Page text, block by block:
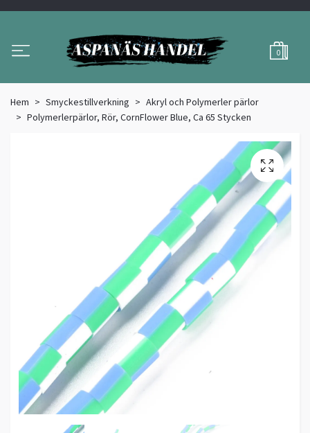
0
Hem Smyckestillverkning
Akryl och Polymerler pärlor
Polymerlerpärlor, Rör, CornFlower Blue, Ca 65 Stycken